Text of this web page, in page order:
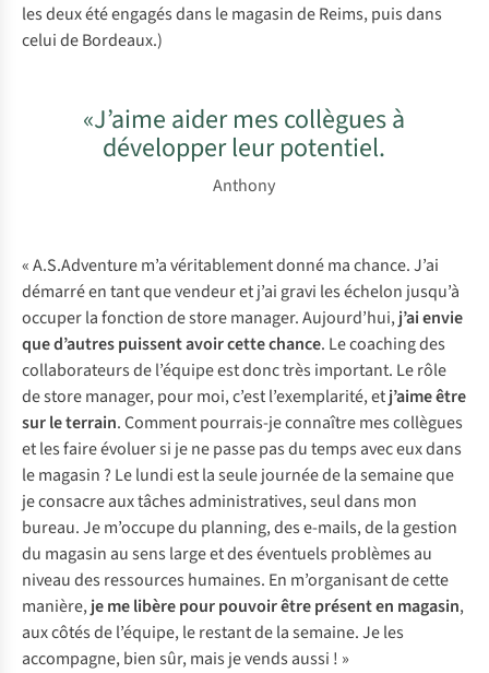
les deux été engagés dans le magasin de Reims, puis dans
celui de Bordeaux.)
«J’aime aider mes collègues à
développer leur potentiel.
Anthony
« A.S.Adventure m’a véritablement donné ma chance. J’ai
démarré en tant que vendeur et j’ai gravi les échelon jusqu’à
occuper la fonction de store manager. Aujourd’hui,j’ai envie
que d’autres puissent avoir cette chance. Le coaching des
collaborateurs de l’équipe est donc très important. Le rôle
de store manager, pour moi, c’est l’exemplarité, etj’aime être
sur le terrain. Comment pourrais-je connaître mes collègues
et les faire évoluer si je ne passe pas du temps avec eux dans
le magasin ? Le lundi est la seule journée de la semaine que
je consacre aux tâches administratives, seul dans mon
bureau. Je m’occupe du planning, des e-mails, de la gestion
du magasin au sens large et des éventuels problèmes au
niveau des ressources humaines. En m’organisant de cette
manière,je me libère pour pouvoir être présent en magasin,
aux côtés de l’équipe, le restant de la semaine. Je les
accompagne, bien sûr, mais je vends aussi ! »